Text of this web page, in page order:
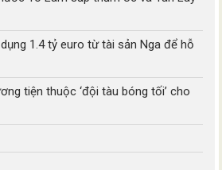
1.4 tỷ euro từ tài sản Nga để hỗ
tiện thuộc ‘đội tàu bóng tối’ cho